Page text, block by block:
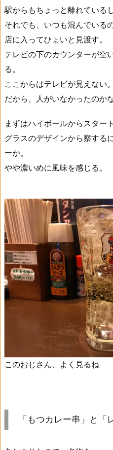
駅からもちょっと離れている
それでも、いつも混んでいる
店に入ってひょいと見渡す。
テレビの下のカウンターが空
る。
ここからはテレビが見えない。
だから、人がいなかったのかな
まずはハイボールからスタート
グラスのデザインから察する
ーか。
やや濃いめに風味を感じる。
このおじさん、よく見るね
「もつカレー串」と「